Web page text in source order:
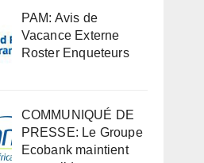
PAM: Avis de
Vacance Externe
Roster Enqueteurs
COMMUNIQUÉ DE
PRESSE: Le Groupe
Ecobank maintient